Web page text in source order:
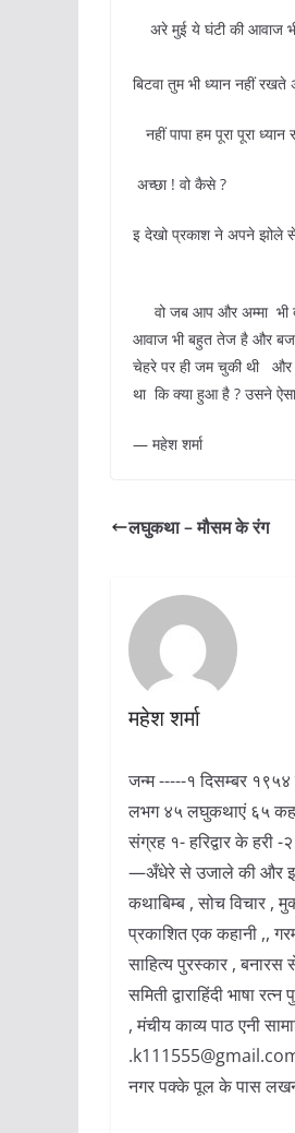
अरे मुई ये घंटी की आवाज
अरे भाई ध्यान रखो
बिटवा तुम भी ध्यान नहीं रखते
नहीं पापा हम पूरा पूरा
अच्छा ! वो कैसे ?
इ देखो प्रकाश ने अपने झोले से
इ का है ?
वो जब आप और अम्मा भी
आवाज भी बहुत तेज है और
चेहरे पर ही जम चुकी थी और
था कि क्या हुआ है ? उसने ऐसा
— महेश शर्मा
लघुकथा – मौसम के रंग
महेश शर्मा
जन्म -----१ दिसम्बर १९५४
लभग ४५ लघुकथाएं ६५
संग्रह १- हरिद्वार के
—अँधेरे से उजाले की और
कथाबिम्ब , सोच विचार ,
प्रकाशित एक कहानी ,,
साहित्य पुरस्कार , बनारस
समिती द्वाराहिंदी भाषा
, मंचीय काव्य पाठ एनी
.k111555@gmail.com
नगर पक्के पूल के पास